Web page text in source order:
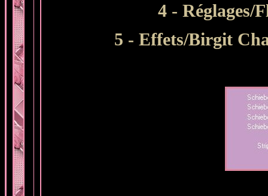
4 - Réglages/
5 - Effets/Birgit